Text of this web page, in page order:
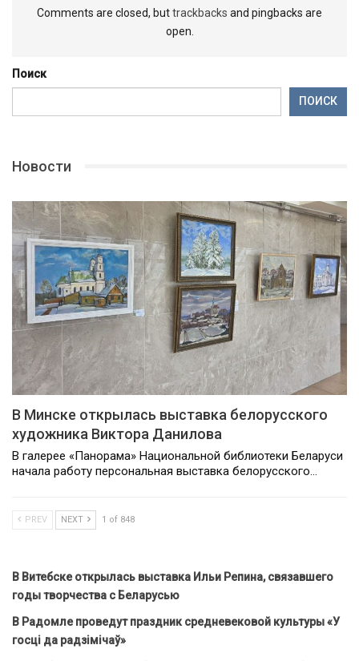
Comments are closed, buttrackbacks and pingbacks are
open.
Поиск
ПОИСК
Новости
В Минске открылась выставка белорусского
художника Виктора Данилова
В галерее «Панорама» Национальной библиотеки Беларуси
начала работу персональная выставка белорусского…
PREV NEXT 1 of 848
В Витебске открылась выставка Ильи Репина, связавшего
годы творчества с Беларусью
В Радомле проведут праздник средневековой культуры «У
госці да радзімічаў»